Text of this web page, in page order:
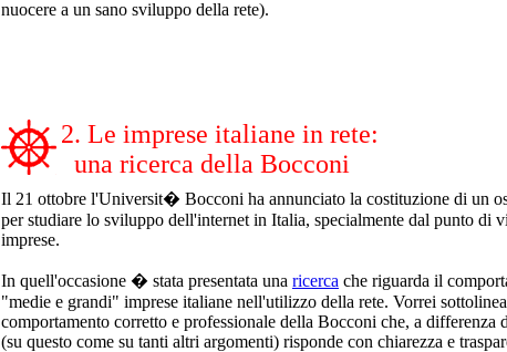
nuocere a un sano sviluppo della rete).
2. Le imprese italiane in rete:
una ricerca della Bocconi
Il 21 ottobre l'Universit� Bocconi ha annunciato la costituzione di un
per studiare lo sviluppo dell'internet in Italia, specialmente dal punto di
imprese.
In quell'occasione � stata presentata una ricerca che riguarda il
"medie e grandi" imprese italiane nell'utilizzo della rete. Vorrei
comportamento corretto e professionale della Bocconi che, a differenza
(su questo come su tanti altri argomenti) risponde con chiarezza e